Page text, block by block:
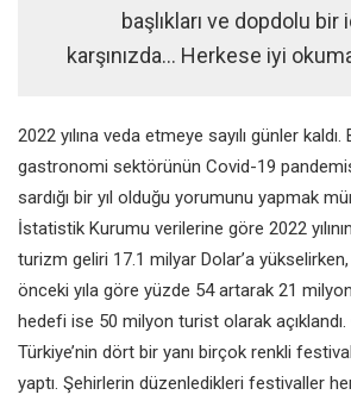
başlıkları ve dopdolu bir
karşınızda… Herkese iyi
2022 yılına veda etmeye sayılı günler
gastronomi sektörünün Covid-19 pandemisi
sardığı bir yıl olduğu yorumunu yapmak
İstatistik Kurumu verilerine göre 2022
turizm geliri 17.1 milyar Dolar’a
önceki yıla göre yüzde 54 artarak 21
hedefi ise 50 milyon turist olarak açıklandı.
Türkiye’nin dört bir yanı birçok renkli
yaptı. Şehirlerin düzenledikleri festivaller